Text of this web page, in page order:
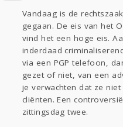
Actueel
Oekraïne
Zwanger
Vandaag is de
gegaan. De eis van het
vind het een hoge eis.
inderdaad
via een PGP telefoon,
gezet of niet, van een
je verwachten dat ze
cliënten. Een
zittingsdag twee.